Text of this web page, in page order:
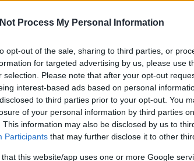
Process My Personal Information
opt-out of the sale, sharing to third parties, or
for targeted advertising by us, please use
selection. Please note that after your opt-out
interest-based ads based on personal
to third parties prior to your opt-out. You
of your personal information by third parties
This information may also be disclosed by us to
Participants that may further disclose it to other
that this website/app uses one or more Google
futás?
féle útvonal, időjárási viszony, tempó és terep.
valaki a betont, míg másoknak a terep jön
jelzőlámpák, frissebb a levegő és az 5,3 km